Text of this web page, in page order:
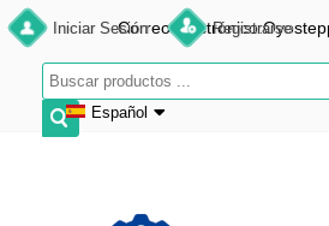
Iniciar Sesión Registrarse
Español
Correo